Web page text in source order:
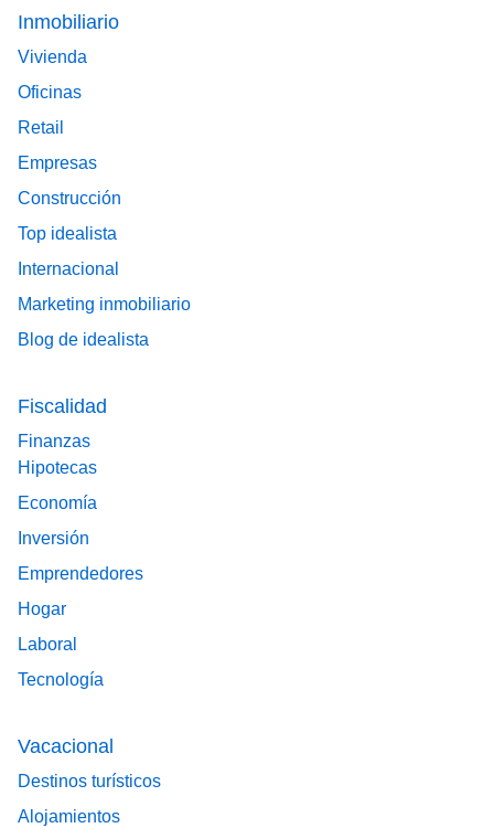
Footer main menu
Inmobiliario
Vivienda
Oficinas
Retail
Empresas
Construcción
Top idealista
Internacional
Marketing inmobiliario
Blog de idealista
Fiscalidad
Finanzas
Hipotecas
Economía
Inversión
Emprendedores
Hogar
Laboral
Tecnología
Vacacional
Destinos turísticos
Alojamientos